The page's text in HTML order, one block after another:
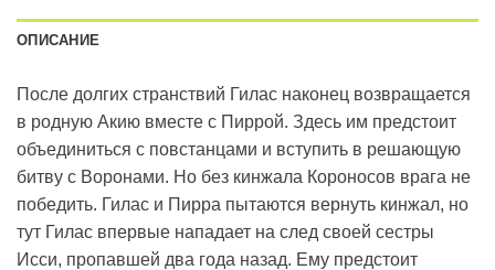
ОПИСАНИЕ
После долгих странствий Гилас наконец возвращается
в родную Акию вместе с Пиррой. Здесь им предстоит
объединиться с повстанцами и вступить в решающую
битву с Воронами. Но без кинжала Короносов врага не
победить. Гилас и Пирра пытаются вернуть кинжал, но
тут Гилас впервые нападает на след своей сестры
Исси, пропавшей два года назад. Ему предстоит